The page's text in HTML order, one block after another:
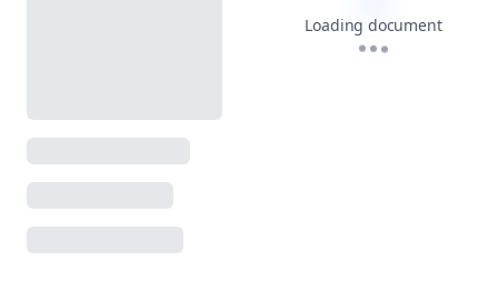
Loading document
Please wait